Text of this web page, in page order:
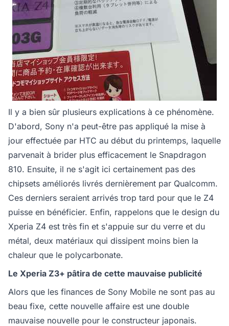
Il y a bien sûr plusieurs explications à ce phénomène.
D'abord, Sony n'a peut-être pas appliqué la mise à
jour effectuée par HTC au début du printemps, laquelle
parvenait à brider plus efficacement le Snapdragon
810. Ensuite, il ne s'agit ici certainement pas des
chipsets améliorés livrés dernièrement par Qualcomm.
Ces derniers seraient arrivés trop tard pour que le Z4
puisse en bénéficier. Enfin, rappelons que le design du
Xperia Z4 est très fin et s'appuie sur du verre et du
métal, deux matériaux qui dissipent moins bien la
chaleur que le polycarbonate.
Le Xperia Z3+ pâtira de cette mauvaise publicité
Alors que les finances de Sony Mobile ne sont pas au
beau fixe, cette nouvelle affaire est une double
mauvaise nouvelle pour le constructeur japonais.